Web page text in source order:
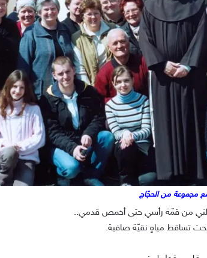
مجموعة من الحجّاج
من قمّة رأسي حتى أخمص قدمي..
تساقط مياهٍ نقيّة صافية.